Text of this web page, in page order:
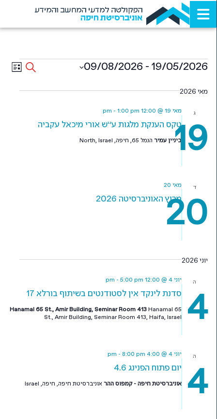
הפקולטה למדעי המחשב והמידע
אוניברסיטת חיפה
Search
List 19/05/2026
-
09/08/2026
מאי 2026
ג
19טקס הענקת מלגות ע"ש אורי מיכאל עקביה
מאי 19 @ 12:00 pm -1:00 pm
ביניין עמיר הנמל 65, חיפה, North, Israel
ד
20מרוץ האוניברסיטה 2026
מאי 20
יוני 2026
ה
4 סדנת לינקד אין לסטודנטים בשיתוף בורלא 17
יוני 4 @ 12:00 pm -5:00 pm
Hanamal 65 St., Amir Building, Seminar Room 413Hanamal 65
St., Amir Building, Seminar Room 413, Haifa, Israel
ה
4 יום פתוח הפנינג 4.6
יוני 4 @ 4:00 pm -8:00 pm
אוניברסיטת חיפה - קמפוס ההראוניברסיטת חיפה, חיפה, Israel